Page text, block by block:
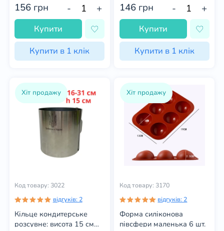
156 грн - +
Купити
Купити в 1 клік
146 грн - +
Купити
Купити в 1 клік
Хіт продажу
Код товару: 3022
відгуків: 2
Кільце кондитерське
розсувне: висота 15 см
Хіт продажу
Код товару: 3170
відгуків: 2
Форма силіконова
півсфери маленька 6 шт.